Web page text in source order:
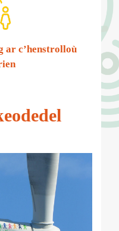
ar c’henstrolloù